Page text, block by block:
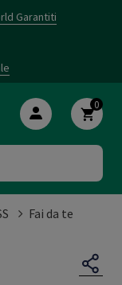
Garantiti
0
Fai da te